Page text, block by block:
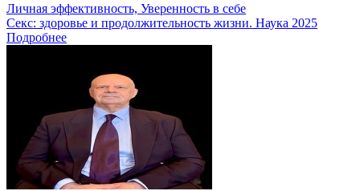
Личная эффективность, Уверенность в себе
Секс: здоровье и продолжительность жизни. Наука 2025
Подробнее